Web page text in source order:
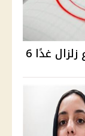
البحوث الفلكية تحسم مزاعم وقوع زلزال غدًا 6